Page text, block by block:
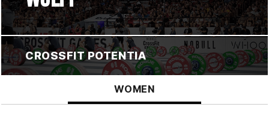
CROSSFIT POTENTIA
WOMEN